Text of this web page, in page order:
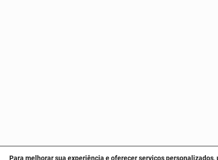
Para melhorar sua experiência e oferecer serviços